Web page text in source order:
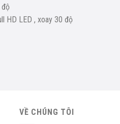
độ
HD LED , xoay 30 độ
VỀ CHÚNG TÔI